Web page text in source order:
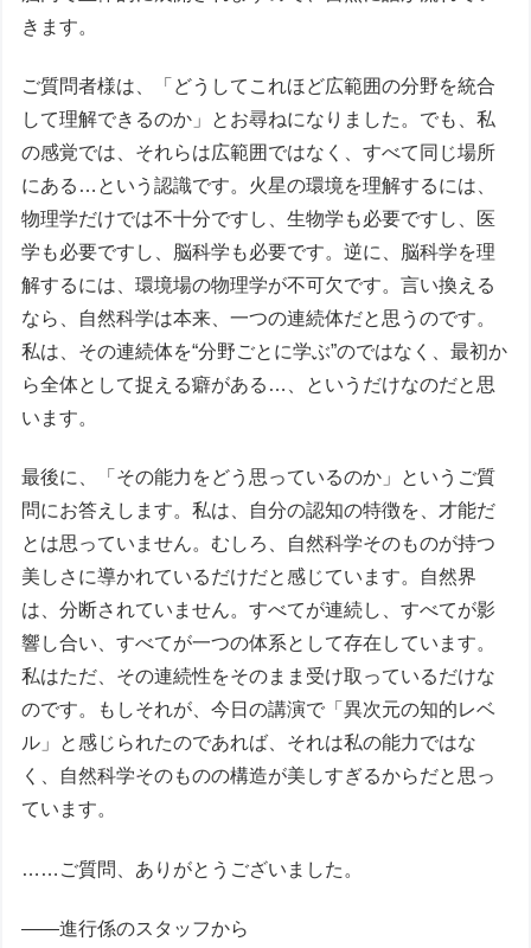
きます。
ご質問者様は、「どうしてこれほど広範囲の分野を統合
して理解できるのか」とお尋ねになりました。でも、私
の感覚では、それらは広範囲ではなく、すべて同じ場所
にある…という認識です。火星の環境を理解するには、
物理学だけでは不十分ですし、生物学も必要ですし、医
学も必要ですし、脳科学も必要です。逆に、脳科学を理
解するには、環境場の物理学が不可欠です。言い換える
なら、自然科学は本来、一つの連続体だと思うのです。
私は、その連続体を“分野ごとに学ぶ”のではなく、最初か
ら全体として捉える癖がある…、というだけなのだと思
います。
最後に、「その能力をどう思っているのか」というご質
問にお答えします。私は、自分の認知の特徴を、才能だ
とは思っていません。むしろ、自然科学そのものが持つ
美しさに導かれているだけだと感じています。自然界
は、分断されていません。すべてが連続し、すべてが影
響し合い、すべてが一つの体系として存在しています。
私はただ、その連続性をそのまま受け取っているだけな
のです。もしそれが、今日の講演で「異次元の知的レベ
ル」と感じられたのであれば、それは私の能力ではな
く、自然科学そのものの構造が美しすぎるからだと思っ
ています。
……ご質問、ありがとうございました。
――進行係のスタッフから